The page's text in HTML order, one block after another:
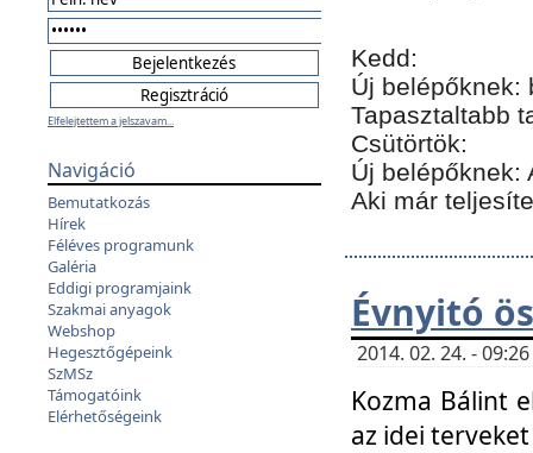
Elfelejtettem a jelszavam...
Navigáció
Bemutatkozás
Hírek
Féléves programunk
Galéria
Eddigi programjaink
Szakmai anyagok
Webshop
Hegesztőgépeink
SzMSz
Támogatóink
Elérhetőségeink
Kedd:
Új belépőknek:
Tapasztaltabb
Csütörtök:
Új belépőknek:
Aki már
Évnyitó
2014. 02. 24. -
Kozma Bálint
az idei